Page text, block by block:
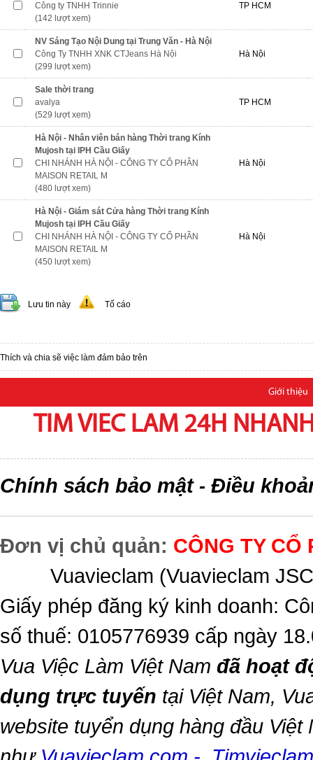
Công ty TNHH Trinnie
(142 lượt xem)
TP HCM
NV Sáng Tạo Nội Dung tại Trung Văn - Hà Nội
Công Ty TNHH XNK CTJeans Hà Nội
(299 lượt xem)
Hà Nội
Sale thời trang
avalya
(529 lượt xem)
TP HCM
Hà Nội - Nhân viên bán hàng Thời trang Kính
Mujosh tại IPH Cầu Giấy
CHI NHÁNH HÀ NỘI - CÔNG TY CỔ PHẦN
MAISON RETAIL M
(480 lượt xem)
Hà Nội
Hà Nội - Giám sát Cửa hàng Thời trang Kính
Mujosh tại IPH Cầu Giấy
CHI NHÁNH HÀ NỘI - CÔNG TY CỔ PHẦN
MAISON RETAIL M
(450 lượt xem)
Hà Nội
Lưu tin này Tố cáo
Thích và chia sẽ việc làm đảm bảo trên
Giới thiệu
TIM VIEC LAM 24H
Chính sách bảo mật- Điều
Đơn vị chủ quản: CÔNG TY CỔ
Vuavieclam (Vuavieclam
Giấy phép đăng ký kinh doanh:
số thuế: 0105776939 cấp ngày
Vua Việc Làm Việt Nam đã hoạt
dụng trực tuyến tại Việt Nam,
website tuyển dụng hàng đầu Việt